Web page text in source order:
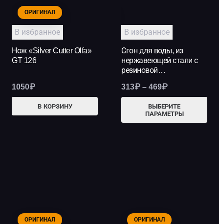
ОРИГИНАЛ
В избранное
Нож «Silver Cutter Olfa»
GT 126
1050₽
В КОРЗИНУ
В избранное
Сгон для воды, из
нержавеющей стали с
резиновой…
313₽ – 469₽Диапазон
313₽
ВЫБЕРИТЕ
ПАРАМЕТРЫ
ОРИГИНАЛ ОРИГИНАЛ